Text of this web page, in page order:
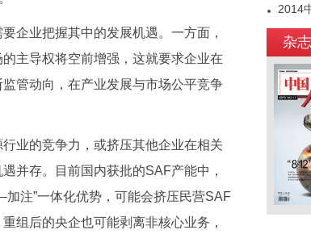
业把握其中的发展机遇。一方面，
主导权将空前增强，这就要求企业在
管动向，在产业发展与市场公平竞争
业的竞争力，或挤压其他企业在相关
并存。目前国内获批的SAF产能中，
注”一体化优势，可能会挤压民营SAF
组后的央企也可能剥离非核心业务，
2014
2015
年终
杂